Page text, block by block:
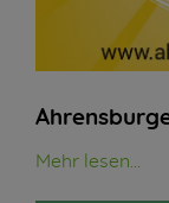
Mehr lesen...